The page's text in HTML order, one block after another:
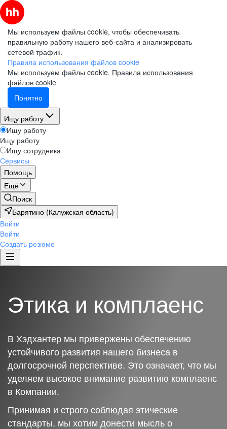
Мы используем файлы cookie, чтобы обеспечивать
правильную работу нашего веб-сайта и анализировать
сетевой трафик.
Правила использования файлов cookie
Мы используем файлы cookie. Правила использования
файлов cookie
Понятно
Ищу работу
Ищу работу
Ищу работу
Ищу сотрудника
Сервисы
Помощь
Ещё
Поиск
Барятино (Калужская область)
Войти
Войти
Создать резюме
Этика и комплаенс
В Хэдхантер мы привержены обеспечению
устойчивого развития нашего бизнеса в
долгосрочной перспективе. Это означает, что мы
уделяем высокое внимание развитию комплаенс
в Компании.
Принимая и строго соблюдая этические
стандарты, мы хотим донести мысль о